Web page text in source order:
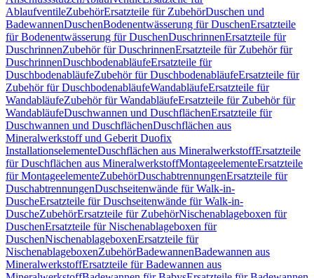
AblaufventileZubehörErsatzteile für ZubehörDuschen und
BadewannenDuschenBodenentwässerung für DuschenErsatzteile
für Bodenentwässerung für DuschenDuschrinnenErsatzteile für
DuschrinnenZubehör für DuschrinnenErsatzteile für Zubehör für
DuschrinnenDuschbodenabläufeErsatzteile für
DuschbodenabläufeZubehör für DuschbodenabläufeErsatzteile für
Zubehör für DuschbodenabläufeWandabläufeErsatzteile für
WandabläufeZubehör für WandabläufeErsatzteile für Zubehör für
WandabläufeDuschwannen und DuschflächenErsatzteile für
Duschwannen und DuschflächenDuschflächen aus
Mineralwerkstoff und Geberit Duofix
InstallationselementeDuschflächen aus MineralwerkstoffErsatzteile
für Duschflächen aus MineralwerkstoffMontageelementeErsatzteile
für MontageelementeZubehörDuschabtrennungenErsatzteile für
DuschabtrennungenDuschseitenwände für Walk-in-
DuscheErsatzteile für Duschseitenwände für Walk-in-
DuscheZubehörErsatzteile für ZubehörNischenablageboxen für
DuschenErsatzteile für Nischenablageboxen für
DuschenNischenablageboxenErsatzteile für
NischenablageboxenZubehörBadewannenBadewannen aus
MineralwerkstoffErsatzteile für Badewannen aus